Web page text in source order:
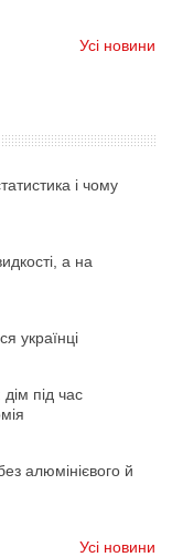
Усі новини
і чому
а на
українці
під час
алюмінієвого й
Усі новини